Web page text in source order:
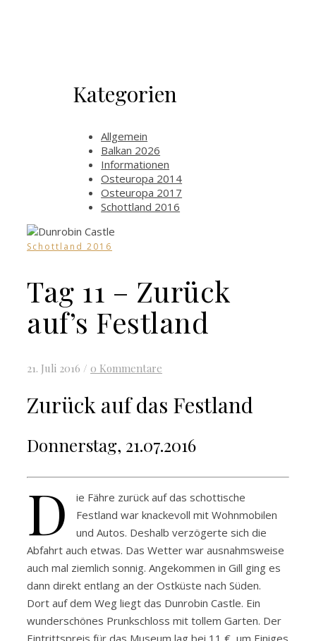
Kategorien
Allgemein
Balkan 2026
Informationen
Osteuropa 2014
Osteuropa 2017
Schottland 2016
Schottland 2016
Tag 11 – Zurück
auf’s Festland
21. Juli 2016 / 0 Kommentare
Zurück auf das Festland
Donnerstag, 21.07.2016
D
ie Fähre zurück auf das schottische
Festland war knackevoll mit Wohnmobilen
und Autos. Deshalb verzögerte sich die
Abfahrt auch etwas. Das Wetter war ausnahmsweise
auch mal ziemlich sonnig. Angekommen in Gill ging es
dann direkt entlang an der Ostküste nach Süden.
Dort auf dem Weg liegt das Dunrobin Castle. Ein
wunderschönes Prunkschloss mit tollem Garten. Der